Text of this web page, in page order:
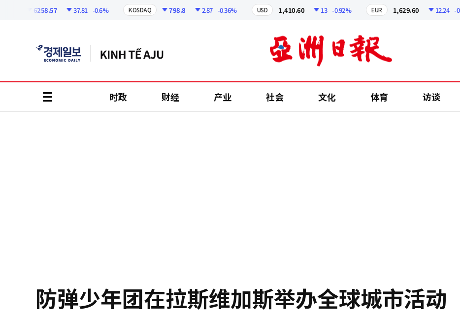
6258.57 37.81 -0.6% KOSDAQ 798.8 2.87 -0.36% USD 1,410.60 -0.92% EUR 1,629.60 12.24 -0.75%
时政 财经 产业 社会 文化 体育 访谈
防弹少年团在拉斯维加斯举办全球城市活动